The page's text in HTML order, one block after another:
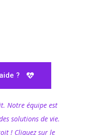
?
Notre équipe est
solutions de vie.
! Cliquez sur le